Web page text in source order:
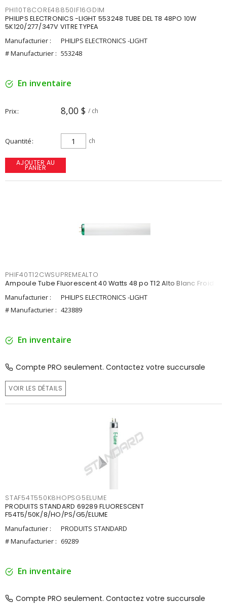
PHI10T8CORE48850IF16GDIM
PHILIPS ELECTRONICS -LIGHT 553248 TUBE DEL T8 48PO 10W
5K120/277/347V VITRE TYPEA
Manufacturier :
PHILIPS ELECTRONICS -LIGHT
# Manufacturier : 553248
En inventaire
Prix 8,00 $ / ch
Quantité ch
AJOUTER AU
PANIER
PHIF40T12CWSUPREMEALTO
Ampoule Tube Fluorescent 40 Watts 48 po T12 Alto Blanc Froid
Manufacturier :
PHILIPS ELECTRONICS -LIGHT
# Manufacturier : 423889
En inventaire
Compte PRO seulement. Contactez votre succursale
VOIR LES DÉTAILS
STAF54T550K8HOPSG5ELUME
PRODUITS STANDARD 69289 FLUORESCENT
F54T5/50K/8/HO/PS/G5/ELUME
Manufacturier :
PRODUITS STANDARD
# Manufacturier : 69289
En inventaire
Compte PRO seulement. Contactez votre succursale